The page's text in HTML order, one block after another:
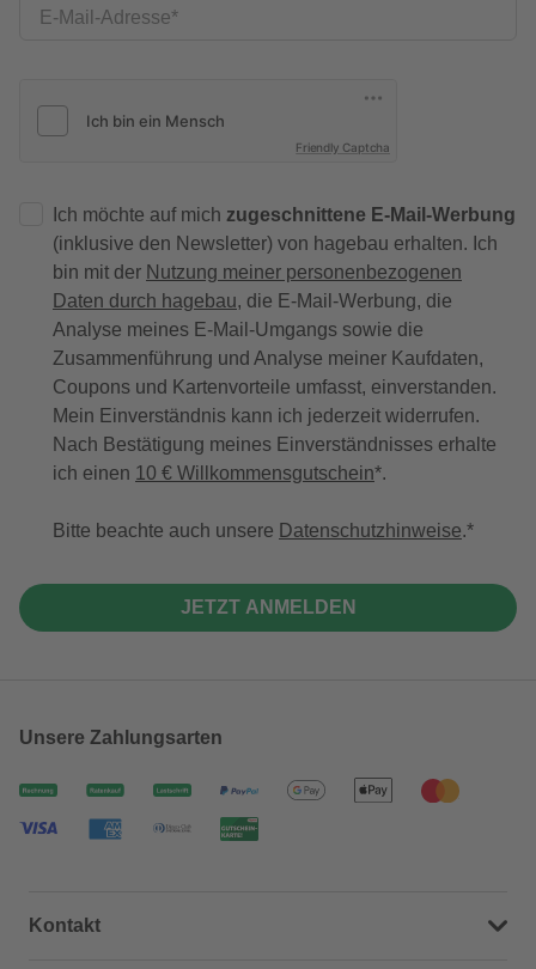
E-Mail-Adresse
Friendly Captcha
Ich möchte auf mich zugeschnittene E-Mail-Werbung
(inklusive den Newsletter) von hagebau erhalten. Ich
bin mit der Nutzung meiner personenbezogenen
Daten durch hagebau, die E-Mail-Werbung, die
Analyse meines E-Mail-Umgangs sowie die
Zusammenführung und Analyse meiner Kaufdaten,
Coupons und Kartenvorteile umfasst, einverstanden.
Mein Einverständnis kann ich jederzeit widerrufen.
Nach Bestätigung meines Einverständnisses erhalte
ich einen 10 € Willkommensgutschein*.
Bitte beachte auch unsere Datenschutzhinweise.
JETZT ANMELDEN
Unsere Zahlungsarten
Kontakt